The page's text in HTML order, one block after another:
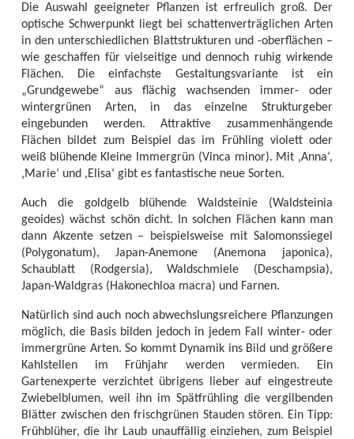
Die Auswahl geeigneter Pflanzen ist erfreulich groß. Der
optische Schwerpunkt liegt bei schattenverträglichen Arten
in den unterschiedlichen Blattstrukturen und -oberflächen –
wie geschaffen für vielseitige und dennoch ruhig wirkende
Flächen. Die einfachste Gestaltungsvariante ist ein
„Grundgewebe“ aus flächig wachsenden immer- oder
wintergrünen Arten, in das einzelne Strukturgeber
eingebunden werden. Attraktive zusammenhängende
Flächen bildet zum Beispiel das im Frühling violett oder
weiß blühende Kleine Immergrün (Vinca minor). Mit ‚Anna‘,
‚Marie‘ und ,Elisa‘ gibt es fantastische neue Sorten.
Auch die goldgelb blühende Waldsteinie (Waldsteinia
geoides) wächst schön dicht. In solchen Flächen kann man
dann Akzente setzen – beispielsweise mit Salomonssiegel
(Polygonatum), Japan-Anemone (Anemona japonica),
Schaublatt (Rodgersia), Waldschmiele (Deschampsia),
Japan-Waldgras (Hakonechloa macra) und Farnen.
Natürlich sind auch noch abwechslungsreichere Pflanzungen
möglich, die Basis bilden jedoch in jedem Fall winter- oder
immergrüne Arten. So kommt Dynamik ins Bild und größere
Kahlstellen im Frühjahr werden vermieden. Ein
Gartenexperte verzichtet übrigens lieber auf eingestreute
Zwiebelblumen, weil ihn im Spätfrühling die vergilbenden
Blätter zwischen den frischgrünen Stauden stören. Ein Tipp:
Frühblüher, die ihr Laub unauffällig einziehen, zum Beispiel